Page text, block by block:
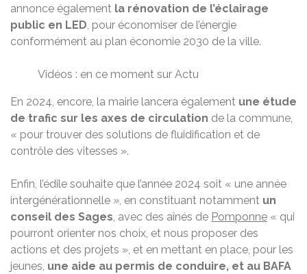
annonce également la rénovation de l’éclairage
public en LED, pour économiser de l’énergie
conformément au plan économie 2030 de la ville.
Vidéos : en ce moment sur Actu
En 2024, encore, la mairie lancera également une étude
de trafic sur les axes de circulation de la commune,
« pour trouver des solutions de fluidification et de
contrôle des vitesses ».
Enfin, l’édile souhaite que l’année 2024 soit « une année
intergénérationnelle », en constituant notamment un
conseil des Sages, avec des aînés de Pomponne « qui
pourront orienter nos choix, et nous proposer des
actions et des projets », et en mettant en place, pour les
jeunes, une aide au permis de conduire, et au BAFA